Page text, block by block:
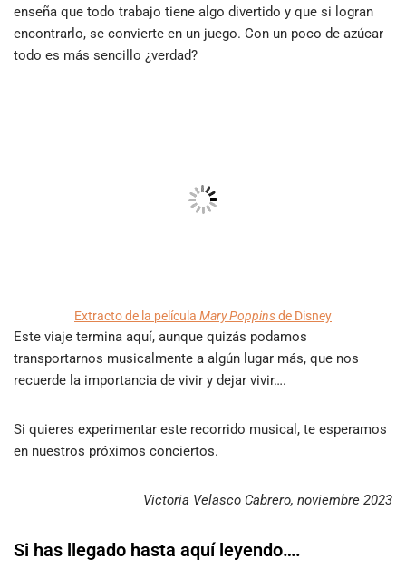
enseña que todo trabajo tiene algo divertido y que si logran
encontrarlo, se convierte en un juego. Con un poco de azúcar
todo es más sencillo ¿verdad?
Extracto de la película Mary Poppinsde Disney
Este viaje termina aquí, aunque quizás podamos
transportarnos musicalmente a algún lugar más, que nos
recuerde la importancia de vivir y dejar vivir….
Si quieres experimentar este recorrido musical, te esperamos
en nuestros próximos conciertos.
Victoria Velasco Cabrero, noviembre 2023
Si has llegado hasta aquí leyendo….